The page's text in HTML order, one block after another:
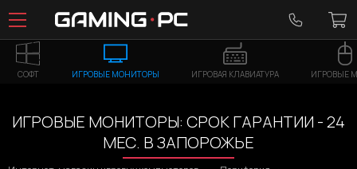
СОФТ ИГРОВЫЕ МОНИТОРЫ ИГРОВАЯ КЛАВИАТУРА ИГРОВЫЕ
ИГРОВЫЕ МОНИТОРЫ: СРОК ГАРАНТИИ - 24
МЕС. В ЗАПОРОЖЬЕ